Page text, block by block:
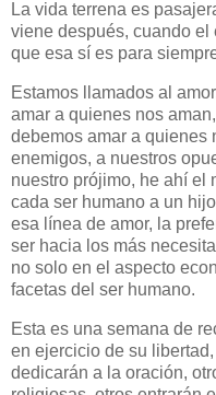
La vida terrena es
viene después, cuando el
que esa sí es para
Estamos llamados al
amar a quienes nos
debemos amar a quienes
enemigos, a nuestros
nuestro prójimo, he ahí el
cada ser humano a un
esa línea de amor, la
ser hacia los más
no solo en el aspecto
facetas del ser humano.
Esta es una semana de
en ejercicio de su
dedicarán a la oración,